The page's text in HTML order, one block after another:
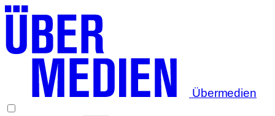
Übermedien